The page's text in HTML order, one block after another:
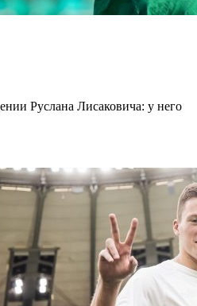
Руслана Лисаковича: у него